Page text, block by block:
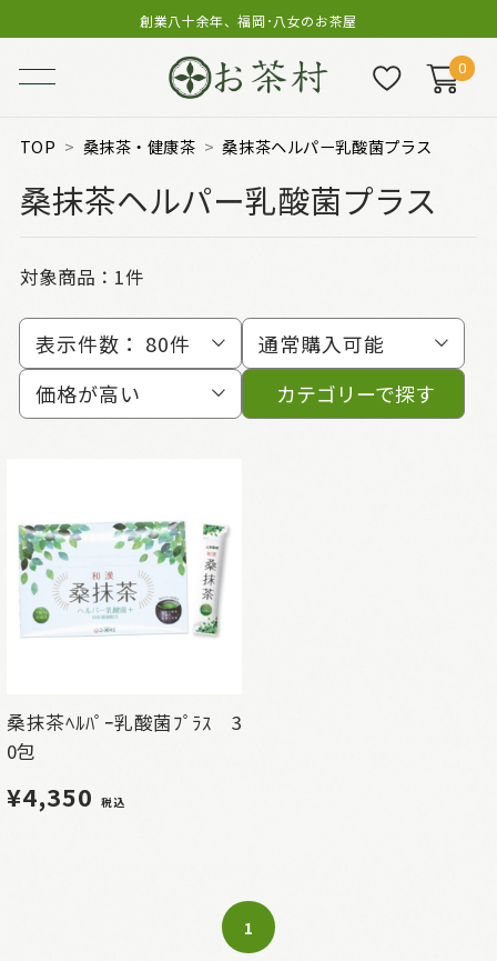
創業八十余年、福岡･八女のお茶屋
0
TOP 桑抹茶・健康茶 桑抹茶ヘルパー乳酸菌プラス
桑抹茶ヘルパー乳酸菌プラス
対象商品： 1件
表示件数： 80件
通常購入可能
価格が高い
カテゴリーで探す
桑抹茶ﾍﾙﾊﾟｰ乳酸菌ﾌﾟﾗｽ 3
0包
¥4,350 税込
1